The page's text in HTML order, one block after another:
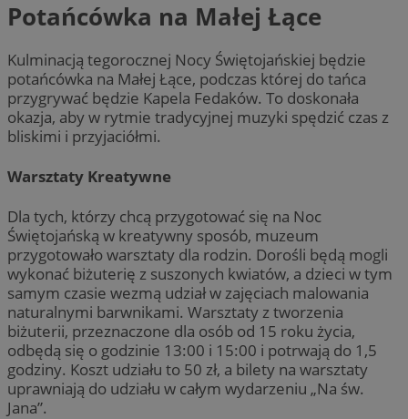
Potańcówka na Małej Łące
Kulminacją tegorocznej Nocy Świętojańskiej będzie
potańcówka na Małej Łące, podczas której do tańca
przygrywać będzie Kapela Fedaków. To doskonała
okazja, aby w rytmie tradycyjnej muzyki spędzić czas z
bliskimi i przyjaciółmi.
Warsztaty Kreatywne
Dla tych, którzy chcą przygotować się na Noc
Świętojańską w kreatywny sposób, muzeum
przygotowało warsztaty dla rodzin. Dorośli będą mogli
wykonać biżuterię z suszonych kwiatów, a dzieci w tym
samym czasie wezmą udział w zajęciach malowania
naturalnymi barwnikami. Warsztaty z tworzenia
biżuterii, przeznaczone dla osób od 15 roku życia,
odbędą się o godzinie 13:00 i 15:00 i potrwają do 1,5
godziny. Koszt udziału to 50 zł, a bilety na warsztaty
uprawniają do udziału w całym wydarzeniu „Na św.
Jana”.